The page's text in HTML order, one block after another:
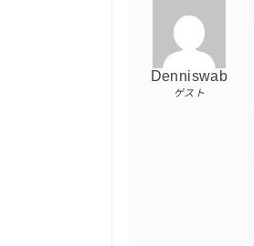
Denniswab
ゲスト